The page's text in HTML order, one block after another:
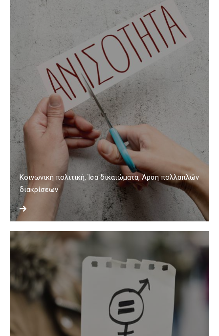
Κοινωνική πολιτική, Ίσα δικαιώματα, Άρση πολλαπλών
διακρίσεων